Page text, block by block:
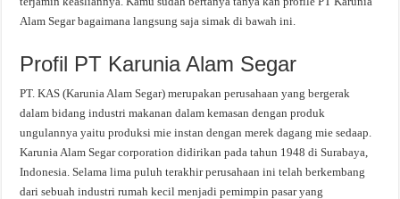
Alam Segar bagaimana langsung saja simak di bawah ini.
Profil PT Karunia Alam Segar
PT. KAS (Karunia Alam Segar) merupakan perusahaan yang bergerak
dalam bidang industri makanan dalam kemasan dengan produk
ungulannya yaitu produksi mie instan dengan merek dagang mie sedaap.
Karunia Alam Segar corporation didirikan pada tahun 1948 di Surabaya,
Indonesia. Selama lima puluh terakhir perusahaan ini telah berkembang
dari sebuah industri rumah kecil menjadi pemimpin pasar yang